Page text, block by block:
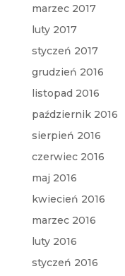
marzec 2017
luty 2017
styczeń 2017
grudzień 2016
listopad 2016
październik 2016
sierpień 2016
czerwiec 2016
maj 2016
kwiecień 2016
marzec 2016
luty 2016
styczeń 2016